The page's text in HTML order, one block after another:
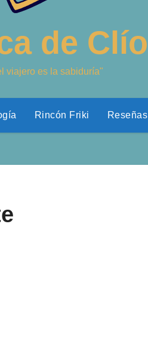
de Clío
viajero es la sabiduría"
Rincón Friki Reseñas